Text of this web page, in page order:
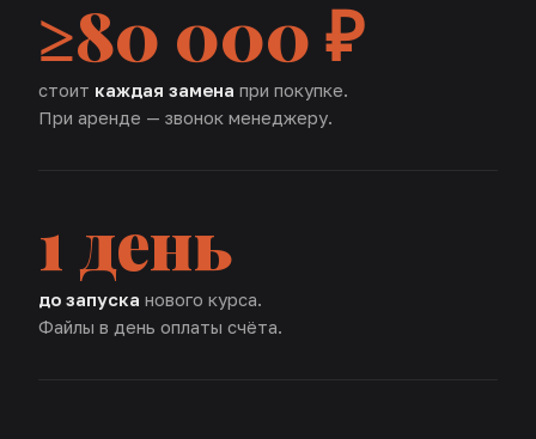
≥80 000 ₽
стоит каждая замена при покупке.
При аренде — звонок менеджеру.
1 день
до запуска нового курса.
Файлы в день оплаты счёта.